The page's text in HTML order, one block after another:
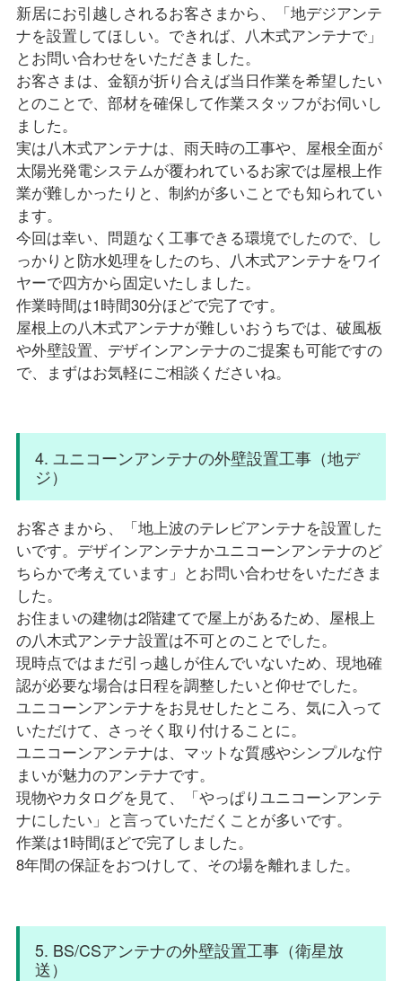
新居にお引越しされるお客さまから、「地デジアンテ
ナを設置してほしい。できれば、八木式アンテナで」
とお問い合わせをいただきました。
お客さまは、金額が折り合えば当日作業を希望したい
とのことで、部材を確保して作業スタッフがお伺いし
ました。
実は八木式アンテナは、雨天時の工事や、屋根全面が
太陽光発電システムが覆われているお家では屋根上作
業が難しかったりと、制約が多いことでも知られてい
ます。
今回は幸い、問題なく工事できる環境でしたので、し
っかりと防水処理をしたのち、八木式アンテナをワイ
ヤーで四方から固定いたしました。
作業時間は1時間30分ほどで完了です。
屋根上の八木式アンテナが難しいおうちでは、破風板
や外壁設置、デザインアンテナのご提案も可能ですの
で、まずはお気軽にご相談くださいね。
4. ユニコーンアンテナの外壁設置工事（地デ
ジ）
お客さまから、「地上波のテレビアンテナを設置した
いです。デザインアンテナかユニコーンアンテナのど
ちらかで考えています」とお問い合わせをいただきま
した。
お住まいの建物は2階建てで屋上があるため、屋根上
の八木式アンテナ設置は不可とのことでした。
現時点ではまだ引っ越しが住んでいないため、現地確
認が必要な場合は日程を調整したいと仰せでした。
ユニコーンアンテナをお見せしたところ、気に入って
いただけて、さっそく取り付けることに。
ユニコーンアンテナは、マットな質感やシンプルな佇
まいが魅力のアンテナです。
現物やカタログを見て、「やっぱりユニコーンアンテ
ナにしたい」と言っていただくことが多いです。
作業は1時間ほどで完了しました。
8年間の保証をおつけして、その場を離れました。
5. BS/CSアンテナの外壁設置工事（衛星放
送）